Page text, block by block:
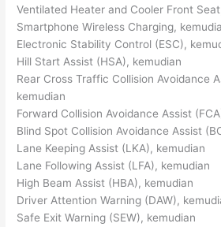
Ventilated Heater and Cooler Front
Smartphone Wireless Charging,
Electronic Stability Control (ESC),
Hill Start Assist (HSA), kemudian
Rear Cross Traffic Collision Avoidance
kemudian
Forward Collision Avoidance Assist
Blind Spot Collision Avoidance Assist
Lane Keeping Assist (LKA), kemudian
Lane Following Assist (LFA), kemudian
High Beam Assist (HBA), kemudian
Driver Attention Warning (DAW),
Safe Exit Warning (SEW), kemudian